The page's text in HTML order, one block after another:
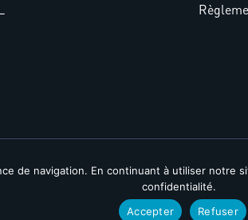
2026 | Systell Groupe - Spécialistes dans
de navigation. En continuant à utiliser
confidentialité.
Accepter
Refuser